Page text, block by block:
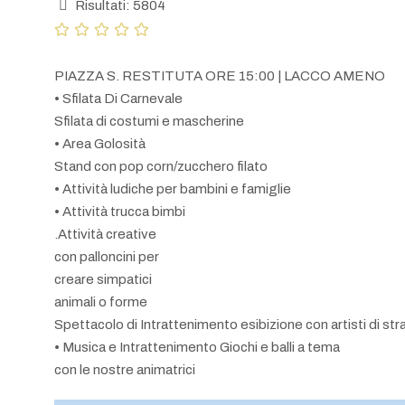
Risultati: 5804
PIAZZA S. RESTITUTA ORE 15:00 | LACCO AMENO
• Sfilata Di Carnevale
Sfilata di costumi e mascherine
• Area Golosità
Stand con pop corn/zucchero filato
• Attività ludiche per bambini e famiglie
• Attività trucca bimbi
.Attività creative
con palloncini per
creare simpatici
animali o forme
Spettacolo di Intrattenimento esibizione con artisti di
• Musica e Intrattenimento Giochi e balli a tema
con le nostre animatrici